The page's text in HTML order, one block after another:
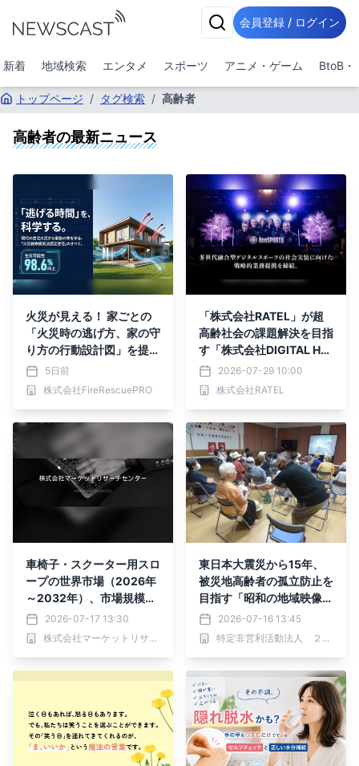
会員登録 / ログイン
新着 地域検索 エンタメ スポーツ アニメ・ゲーム BtoB・
トップページ / タグ検索 / 高齢者
高齢者の最新ニュース
火災が見える！ 家ごとの
「火災時の逃げ方、家の守
り方の行動設計図」を提
供。5日前
株式会社FireRescuePRO
「株式会社RATEL」が超
高齢社会の課題解決を目指
す「株式会社DIGITAL HE
ARTS GeeSPORTS」と業
務提携を開始。多世代融合
型eスポーツ「GeeSPORT
2026-07-29 10:00
株式会社RATEL
車椅子・スクーター用スロ
ープの世界市場（2026年
～2032年）、市場規模
（ゴム、ステンレス鋼）・
分析レポートを発表
2026-07-17 13:30
株式会社マーケットリサーチセンター
東日本大震災から15年、
被災地高齢者の孤立防止を
目指す「昭和の地域映像上
映会」開催に向けたクラウ
ドファンディングを開始
2026-07-16 13:45
特定非営利活動法人 ２０世紀アーカイブ仙台